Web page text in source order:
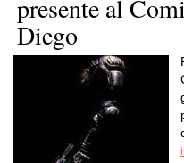
presente al
Diego